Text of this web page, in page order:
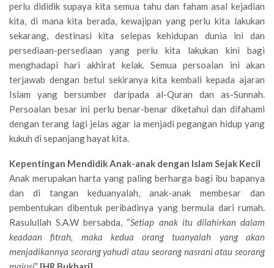
perlu dididik supaya kita semua tahu dan faham asal kejadian
kita, di mana kita berada, kewajipan yang perlu kita lakukan
sekarang, destinasi kita selepas kehidupan dunia ini dan
persediaan-persediaan yang perlu kita lakukan kini bagi
menghadapi hari akhirat kelak. Semua persoalan ini akan
terjawab dengan betul sekiranya kita kembali kepada ajaran
Islam yang bersumber daripada al-Quran dan as-Sunnah.
Persoalan besar ini perlu benar-benar diketahui dan difahami
dengan terang lagi jelas agar ia menjadi pegangan hidup yang
kukuh di sepanjang hayat kita.
Kepentingan Mendidik Anak-anak dengan Islam Sejak Kecil
Anak merupakan harta yang paling berharga bagi ibu bapanya
dan di tangan keduanyalah, anak-anak membesar dan
pembentukan dibentuk peribadinya yang bermula dari rumah.
Rasulullah S.A.W bersabda, “Setiap anak itu dilahirkan dalam
keadaan fitrah, maka kedua orang tuanyalah yang akan
menjadikannya seorang yahudi atau seorang nasrani atau seorang